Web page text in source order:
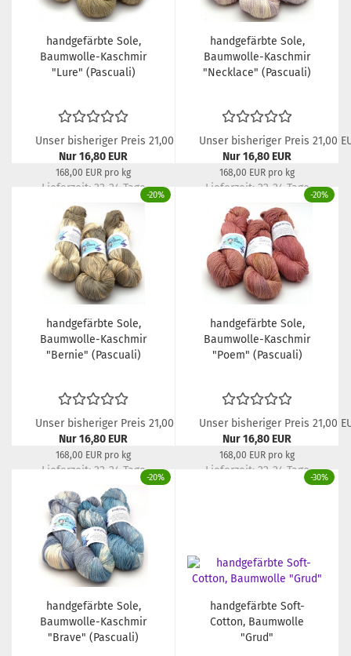
handgefärbte Sole,
Baumwolle-Kaschmir
"Lure" (Pascuali)
Unser bisheriger Preis 21,00 EUR
Nur 16,80 EUR
168,00 EUR pro kg
Lieferzeit: 22-24 Tage
handgefärbte Sole,
Baumwolle-Kaschmir
"Necklace" (Pascuali)
Unser bisheriger Preis 21,00
Nur 16,80 EUR
168,00 EUR pro kg
Lieferzeit: 22-24 Tage
-20%
handgefärbte Sole,
Baumwolle-Kaschmir
"Bernie" (Pascuali)
Unser bisheriger Preis 21,00 EUR
Nur 16,80 EUR
168,00 EUR pro kg
Lieferzeit: 22-24 Tage
-20%
handgefärbte Sole,
Baumwolle-Kaschmir
"Poem" (Pascuali)
Unser bisheriger Preis 21,00
Nur 16,80 EUR
168,00 EUR pro kg
Lieferzeit: 22-24 Tage
-20%
handgefärbte Sole,
Baumwolle-Kaschmir
"Brave" (Pascuali)
-30%
handgefärbte Soft-
Cotton, Baumwolle
"Grud"